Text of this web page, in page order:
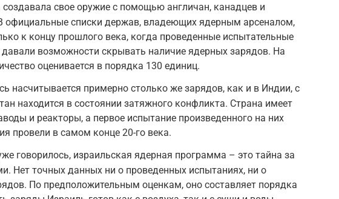
свое оружие с помощью англичан, канадцев и
официальные списки держав, владеющих ядерным арсеналом,
к концу прошлого века, когда проведенные испытательные
возможности скрывать наличие ядерных зарядов. На
оценивается в порядка 130 единиц.
насчитывается примерно столько же зарядов, как и в Индии, с
находится в состоянии затяжного конфликта. Страна имеет
и реакторы, а первое испытание произведенного на них
провели в самом конце 20-го века.
говорилось, израильская ядерная программа – это тайна за
Нет точных данных ни о проведенных испытаниях, ни о
По предположительным оценкам, оно составляет порядка